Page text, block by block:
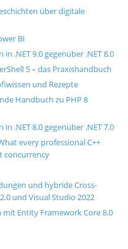
über digitale
BI
.NET 9.0 gegenüber .NET 8.0
5 – das Praxishandbuch
und Rezepte
Handbuch zu PHP 8
.NET 8.0 gegenüber .NET 7.0
every professional C++
concurrency
und hybride Cross-
und Visual Studio 2022
Entity Framework Core 8.0